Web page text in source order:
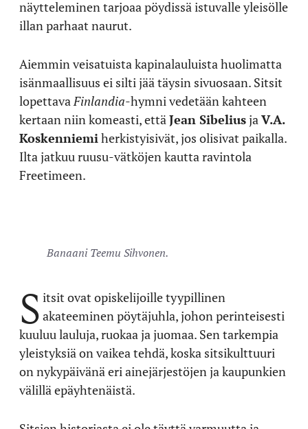
näytteleminen tarjoaa pöydissä istuvalle yleisölle
illan parhaat naurut.
Aiemmin veisatuista kapinalauluista huolimatta
isänmaallisuus ei silti jää täysin sivuosaan. Sitsit
lopettavaFinlandia-hymni vedetään kahteen
kertaan niin komeasti, ettäJean SibeliusjaV.A.
Koskenniemiherkistyisivät, jos olisivat paikalla.
Ilta jatkuu ruusu-vätköjen kautta ravintola
Freetimeen.
Banaani Teemu Sihvonen.
S itsit ovat opiskelijoille tyypillinen
akateeminen pöytäjuhla, johon perinteisesti
kuuluu lauluja, ruokaa ja juomaa. Sen tarkempia
yleistyksiä on vaikea tehdä, koska sitsikulttuuri
on nykypäivänä eri ainejärjestöjen ja kaupunkien
välillä epäyhtenäistä.